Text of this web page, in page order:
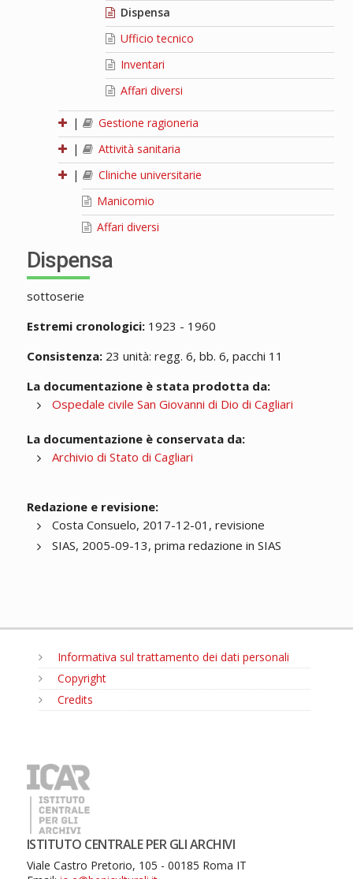
Dispensa
Ufficio tecnico
Inventari
Affari diversi
|
Gestione ragioneria
|
Attività sanitaria
|
Cliniche universitarie
Manicomio
Affari diversi
Dispensa
sottoserie
Estremi cronologici:1923 - 1960
Consistenza:23 unità: regg. 6, bb. 6, pacchi 11
La documentazione è stata prodotta da:
Ospedale civile San Giovanni di Dio di Cagliari
La documentazione è conservata da:
Archivio di Stato di Cagliari
Redazione e revisione:
Costa Consuelo, 2017-12-01, revisione
SIAS, 2005-09-13, prima redazione in SIAS
Informativa sul trattamento dei dati personali
Copyright
Credits
ISTITUTO CENTRALE PER GLI ARCHIVI
Viale Castro Pretorio, 105 - 00185 Roma IT